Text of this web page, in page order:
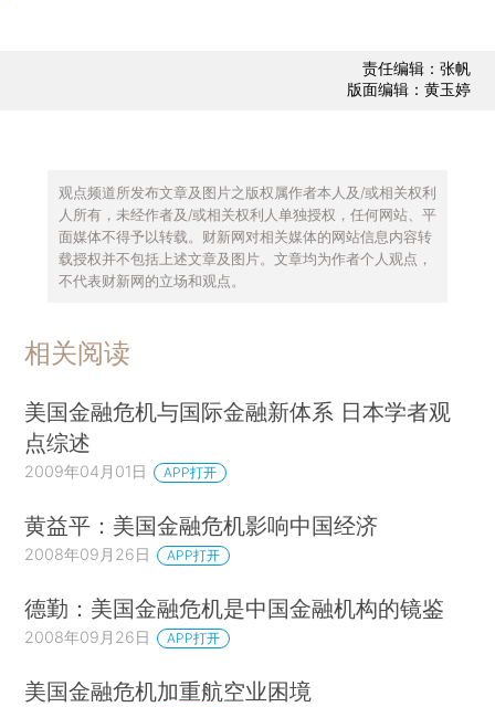
责任编辑：张帆
版面编辑：黄玉婷
观点频道所发布文章及图片之版权属作者本人及/或相关权利
人所有，未经作者及/或相关权利人单独授权，任何网站、平
面媒体不得予以转载。财新网对相关媒体的网站信息内容转
载授权并不包括上述文章及图片。文章均为作者个人观点，
不代表财新网的立场和观点。
相关阅读
美国金融危机与国际金融新体系 日本学者观
点综述
2009年04月01日 APP打开
黄益平：美国金融危机影响中国经济
2008年09月26日 APP打开
德勤：美国金融危机是中国金融机构的镜鉴
2008年09月26日 APP打开
美国金融危机加重航空业困境